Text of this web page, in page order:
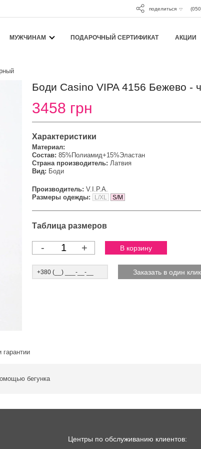
поделиться
МУЖЧИНАМ ПОДАРОЧНЫЙ СЕРТИФИКАТ АКЦИИ
Боди Casino VIPA 4156 Бежево -
3458 грн
Характеристики
Материал:
Состав: 85%Полиамид+15%Эластан
Страна производитель: Латвия
Вид: Боди
Производитель: V.I.P.A.
Размеры одежды:
L/XL S/M
Таблица размеров
- +
гарантии
бегунка
Центры по обслуживанию клиентов: